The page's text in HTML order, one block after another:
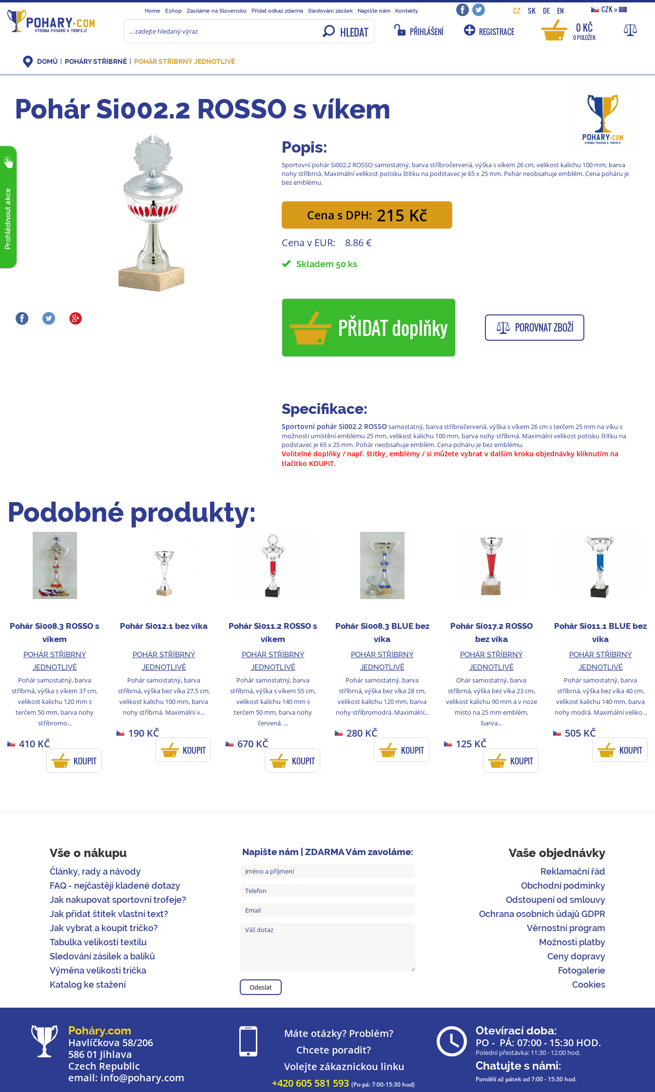
Home Eshop Zasíláme na Slovensko Přidat odkaz zdarma Sledování zásilek Napište nám Kontakty CZ SK DE EN CZK»
HLEDAT PŘIHLÁŠENÍ REGISTRACE 0 KČ
0 POLOŽEK
Prohlédnout akce
DOMŮ POHÁRY STŘÍBRNÉ POHÁR STŘÍBRNÝ JEDNOTLIVĚ
Pohár Si002.2 ROSSO s víkem
Popis:
Sportovní pohár Si002.2 ROSSO samostatný, barva stříbročervená, výška s víkem 26 cm, velikost kalichu 100 mm, barva
nohy stříbrná. Maximální velikost potisku štítku na podstavec je 65 x 25 mm. Pohár neobsahuje emblém. Cena poháru je
bez emblému.
Cena s DPH: 215 Kč
Cena v EUR: 8.86 €
Skladem 50 ks
PŘIDAT doplňky POROVNAT ZBOŽÍ
Specifikace:
Sportovní pohár Si002.2 ROSSOsamostatný, barva stříbročervená, výška s víkem 26 cm s terčem 25 mm na víku s
možností umístění emblému 25 mm, velikost kalichu 100 mm, barva nohy stříbrná. Maximální velikost potisku štítku na
podstavec je 65 x 25 mm. Pohár neobsahuje emblém. Cena poháru je bez emblému.
Volitelné doplňky / např. štítky, emblémy / si můžete vybrat v dalším kroku objednávky kliknutím na
tlačítko KOUPIT.
Podobné produkty:
Pohár Si008.3 ROSSO s
víkem
POHÁR STŘÍBRNÝ
JEDNOTLIVĚ
Pohár samostatný, barva
stříbrná, výška s víkem 37 cm,
velikost kalichu 120 mm s
terčem 50 mm, barva nohy
stříbromo...
410 KČ
KOUPIT
Pohár Si012.1 bez víka
POHÁR STŘÍBRNÝ
JEDNOTLIVĚ
Pohár samostatný, barva
stříbrná, výška bez víka 27,5 cm,
velikost kalichu 100 mm, barva
nohy stříbrná. Maximální v...
190 KČ
KOUPIT
Pohár Si011.2 ROSSO s
víkem
POHÁR STŘÍBRNÝ
JEDNOTLIVĚ
Pohár samostatný, barva
stříbrná, výška s víkem 55 cm,
velikost kalichu 140 mm s
terčem 50 mm, barva nohy
červená. ...
670 KČ
KOUPIT
Pohár Si008.3 BLUE bez
víka
POHÁR STŘÍBRNÝ
JEDNOTLIVĚ
Pohár samostatný, barva
stříbrná, výška bez víka 28 cm,
velikost kalichu 120 mm, barva
nohy stříbromodrá. Maximální...
280 KČ
KOUPIT
Pohár Si017.2 ROSSO
bez víka
POHÁR STŘÍBRNÝ
JEDNOTLIVĚ
Ohár samostatný, barva
stříbrná, výška bez víka 23 cm,
velikost kalichu 90 mm a v noze
místo na 25 mm emblém,
barva...
125 KČ
KOUPIT
Pohár Si011.1 BLUE bez
víka
POHÁR STŘÍBRNÝ
JEDNOTLIVĚ
Pohár samostatný, barva
stříbrná, výška bez víka 40 cm,
velikost kalichu 140 mm, barva
nohy modrá. Maximální veliko...
505 KČ
KOUPIT
Vše o nákupu
Články, rady a návody
FAQ - nejčastěji kladené dotazy
Jak nakupovat sportovní trofeje?
Jak přidat štítek vlastní text?
Jak vybrat a koupit tričko?
Tabulka velikostí textilu
Sledování zásilek a balíků
Výměna velikosti trička
Katalog ke stažení
Napište nám | ZDARMA Vám zavoláme: Vaše objednávky
Reklamační řád
Obchodní podmínky
Odstoupení od smlouvy
Ochrana osobních údajů GDPR
Věrnostní program
Možnosti platby
Ceny dopravy
Fotogalerie
Cookies
Poháry.com
Havlíčkova 58/206
586 01 Jihlava
Czech Republic
email: info@pohary.com
Máte otázky? Problém?
Chcete poradit?
Volejte zákaznickou linku
+420 605 581 593 (Po-pá: 7:00-15:30 hod)
Otevírací doba:
PO - PÁ: 07:00 - 15:30 HOD.
Polední přestávka: 11:30 - 12:00 hod.
Chatujte s námi:
Pondělí až pátekod 7:00 - 15:30 hod.